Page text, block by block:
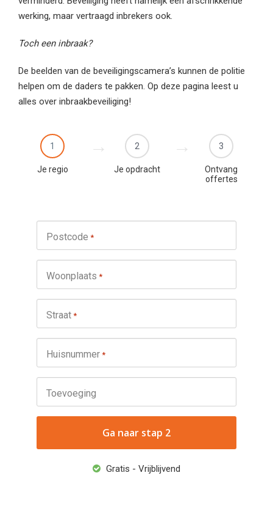
werking, maar vertraagd inbrekers ook.
Toch een inbraak?
De beelden van de beveiligingscamera’s kunnen de politie
helpen om de daders te pakken. Op deze pagina leest u
alles over inbraakbeveiliging!
1
Je regio
2
Je opdracht
3
Ontvang
offertes
Postcode *
Woonplaats *
Straat *
Huisnummer *
Toevoeging
Gratis - Vrijblijvend